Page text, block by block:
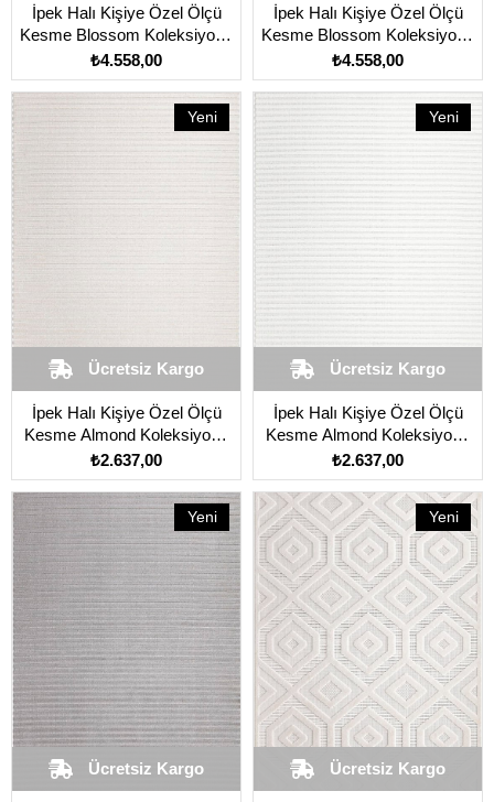
İpek Halı Kişiye Özel Ölçü
Kesme Blossom Koleksiyonu
13450 Krem
₺4.558,00
İpek Halı Kişiye Özel Ölçü
Kesme Blossom Koleksiyonu
13475 Krem
₺4.558,00
İpek Halı Kişiye Özel Ölçü
Kesme Almond Koleksiyonu
11400 Krem
₺2.637,00
Ücretsiz Kargo
Yeni
Ürün
İpek Halı Kişiye Özel Ölçü
Kesme Almond Koleksiyonu
11401 Beyaz
₺2.637,00
Ücretsiz Kargo
Yeni
Ücretsiz Kargo
Yeni
Ürün
Ücretsiz Kargo
Yeni
Ürün